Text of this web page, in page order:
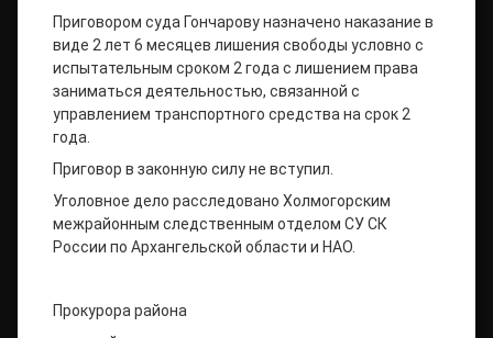
Приговором суда Гончарову назначено наказание в
виде 2 лет 6 месяцев лишения свободы условно с
испытательным сроком 2 года с лишением права
заниматься деятельностью, связанной с
управлением транспортного средства на срок 2
года.
Приговор в законную силу не вступил.
Уголовное дело расследовано Холмогорским
межрайонным следственным отделом СУ СК
России по Архангельской области и НАО.
Прокурора района